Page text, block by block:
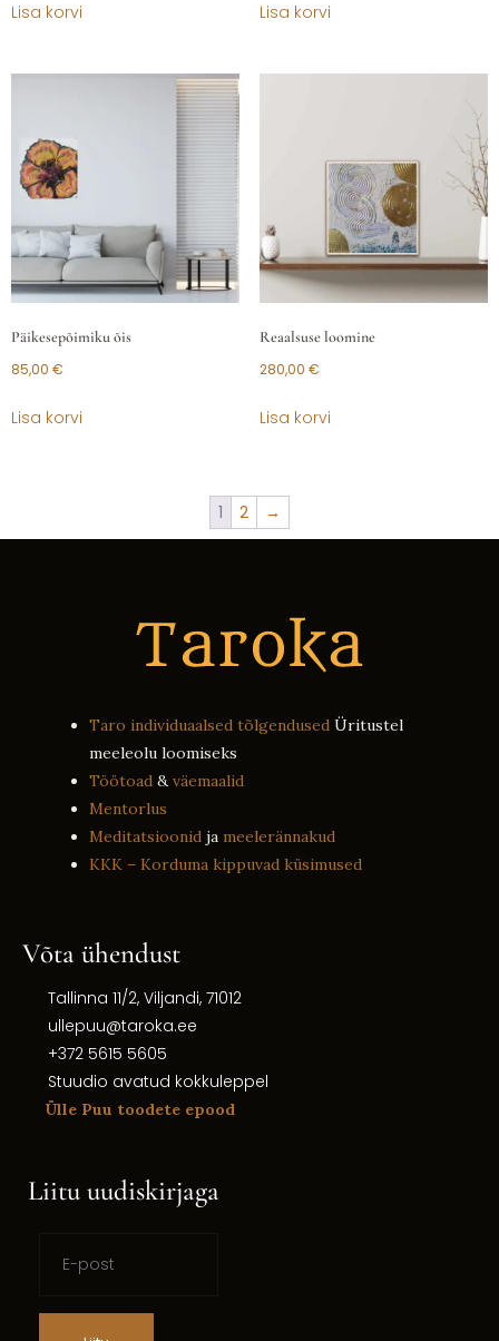
Lisa korvi Lisa korvi
Päikesepõimiku õis
85,00 €
Lisa korvi
Reaalsuse loomine
280,00 €
Lisa korvi
1 2 →
Taro individuaalsed tõlgendused Üritustel
meeleolu loomiseks
Töötoad &väemaalid
Mentorlus
Meditatsioonid ja meelerännakud
KKK – Korduma kippuvad küsimused
Võta ühendust
Tallinna 11/2, Viljandi, 71012
ullepuu@taroka.ee
+372 5615 5605
Stuudio avatud kokkuleppel
Ülle Puu toodete epood
Liitu uudiskirjaga